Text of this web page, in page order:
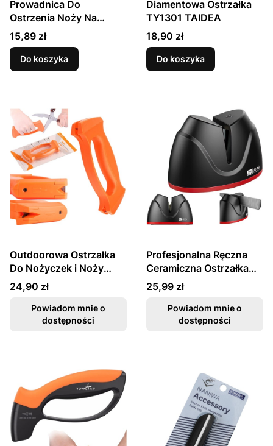
Prowadnica Do
Ostrzenia Noży Na
Kamieniach TG1091
TAIDEA
Cena
15,89 zł
Do koszyka
Diamentowa Ostrzałka
TY1301 TAIDEA
Cena
18,90 zł
Do koszyka
Outdoorowa Ostrzałka
Do Nożyczek i Noży
T0907T TAIDEA
Cena
24,90 zł
Powiadom mnie o
dostępności
Profesjonalna Ręczna
Ceramiczna Ostrzałka
Do Ostrzenia Noży
220/360 TG2001
TAIDEA
Cena
25,99 zł
Powiadom mnie o
dostępności